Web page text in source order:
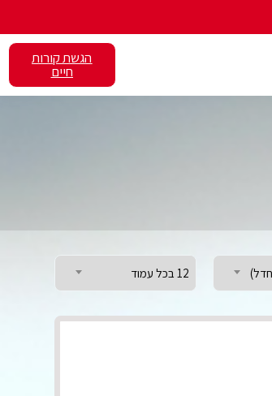
הגשת קורות
חיים
12 בכל עמוד